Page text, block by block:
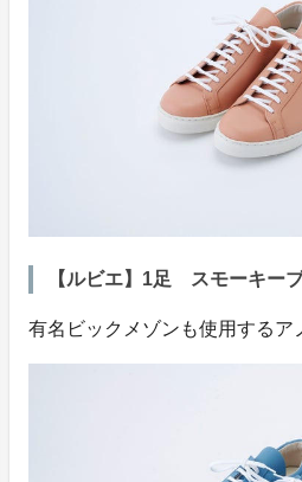
【ルビエ】1足 スモーキー
有名ビックメゾンも使用するア